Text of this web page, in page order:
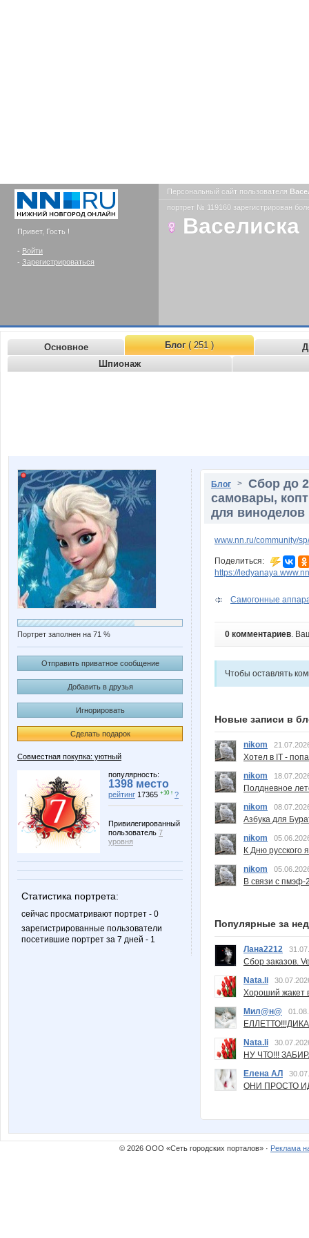
Привет, Гость !
- Войти
- Зарегистрироваться
Персональный сайт пользователя
портрет № 119160 зарегистрирован
Васелиска
Основное Блог( 251 )
Шпионаж
Портрет заполнен на 71 %
Отправить приватное сообщение
Добавить в друзья
Игнорировать
Сделать подарок
Совместная покупка: уютный
популярность:
1398 место
рейтинг 17365 +10 ↑ ?
Привилегированный
пользователь 7
уровня
Статистика портрета:
сейчас просматривают портрет - 0
зарегистрированные пользователи
посетившие портрет за 7 дней - 1
Блог > Сбор до
самовары,
для
www.nn.ru/community/
Поделиться:
https://
Самогонные
0 комментариев.
Чтобы оставлять
Новые записи в
nikom
Хотел в IT -
nikom
Полдневное
nikom
Азбука для
nikom
К Дню русского
nikom
В связи с пмэф-
Популярные за
Лана2212
Сбор заказов.
Nata.li
Хороший жакет
Мил@н@
Nata.li
НУ ЧТО!!!
Елена АЛ
ОНИ ПРОСТО
© 2026 ООО «Сеть городских порталов» · Реклама